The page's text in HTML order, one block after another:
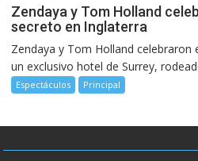
Zendaya y Tom Holland
secreto en Inglaterra
Zendaya y Tom Holland
un exclusivo hotel de Surrey,
Espectáculos Principal